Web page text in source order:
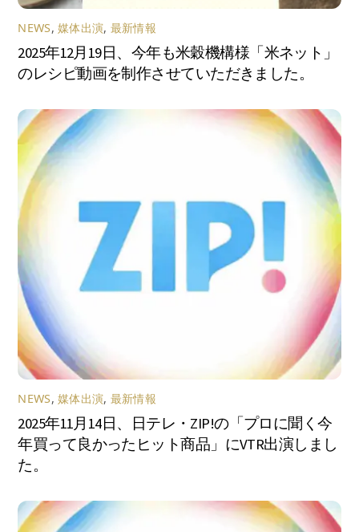
NEWS,媒体出演, 最新情報
2025年12月19日、今年も米穀機構様「米ネット」
のレシピ動画を制作させていただきました。
NEWS,媒体出演, 最新情報
2025年11月14日、日テレ・ZIP!の「プロに聞く今
年買って良かったヒット商品」にVTR出演しまし
た。